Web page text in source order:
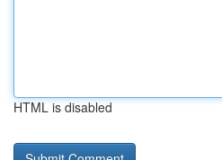
HTML is disabled